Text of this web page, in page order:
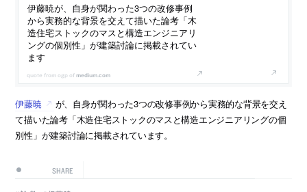
伊藤暁が、自身が関わった3つの改修事例
から実務的な背景を交えて描いた論考「木
造住宅ストックのマスと構造エンジニアリ
ングの個別性」が建築討論に掲載されてい
ます
medium.com
伊藤暁
が、自身が関わった3つの改修事例から実務的な背景を交え
て描いた論考「木造住宅ストックのマスと構造エンジニアリングの個
別性」が建築討論に掲載されています。
SHARE